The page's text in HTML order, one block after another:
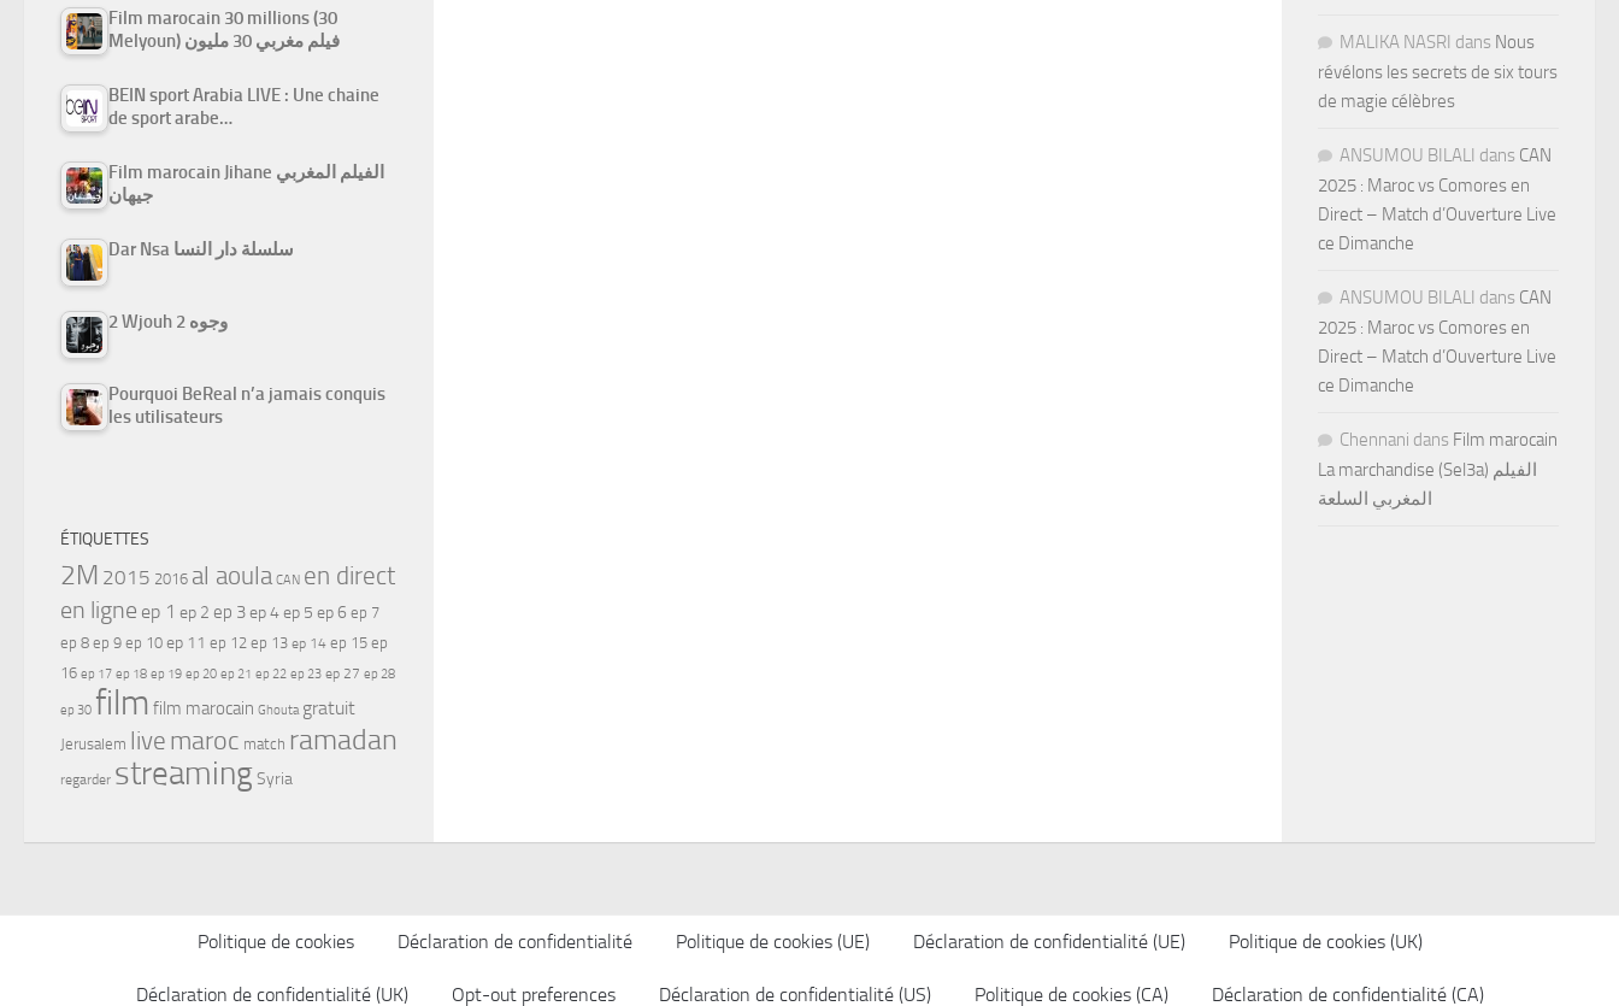
Film marocain 30 millions (30
Melyoun) فيلم مغربي 30 مليون
BEIN sport Arabia LIVE : Une chaine
de sport arabe…
Film marocain Jihane الفيلم المغربي
جيهان
Dar Nsa سلسلة دار النسا
2 Wjouh 2 وجوه
Pourquoi BeReal n’a jamais conquis
les utilisateurs
ÉTIQUETTES
2M 2015 2016 al aoula CAN en direct
en ligne ep 1 ep 2 ep 3ep 4ep 5 ep 6 ep 7
ep 8 ep 9 ep 10 ep 11 ep 12 ep 13 ep 14 ep 15 ep
16 ep 17 ep 18 ep 19 ep 20 ep 21 ep 22 ep 23 ep 27 ep 28
ep 30 film film marocain Ghouta gratuit
Jerusalem live maroc match ramadan
regarder streamingSyria
MALIKA NASRI dans Nous
révélons les secrets de six tours
de magie célèbres
ANSUMOU BILALI dans CAN
2025 : Maroc vs Comores en
Direct – Match d’Ouverture Live
ce Dimanche
ANSUMOU BILALI dans CAN
2025 : Maroc vs Comores en
Direct – Match d’Ouverture Live
ce Dimanche
Chennani dans Film marocain
La marchandise (Sel3a) الفيلم
المغربي السلعة
Politique de cookies Déclaration de confidentialité Politique de cookies (UE) Déclaration de confidentialité (UE) Politique de cookies (UK)
Déclaration de confidentialité (UK) Opt-out preferences Déclaration de confidentialité (US) Politique de cookies (CA) Déclaration de confidentialité (CA)